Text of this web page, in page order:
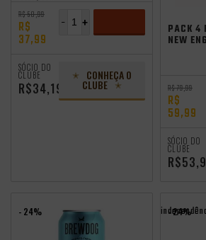
R$ 50,99
R$
37,99
+
-
SÓCIO DO
CLUBE
R$34,19
CONHEÇA O
CLUBE
PACK 4
NEW
R$ 79,99
R$
59,99
SÓCIO DO
CLUBE
- 24% - 24%